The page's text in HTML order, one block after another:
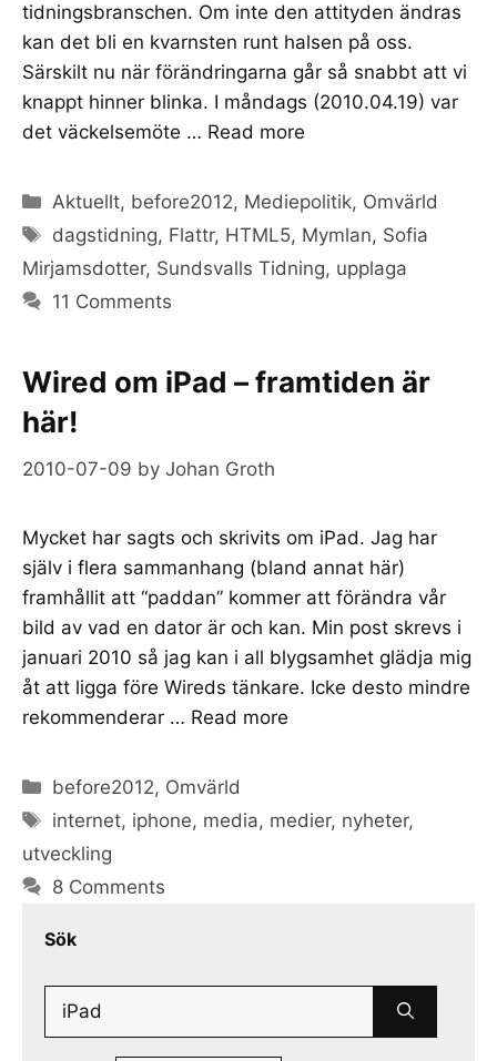
tidningsbranschen. Om inte den attityden ändras
kan det bli en kvarnsten runt halsen på oss.
Särskilt nu när förändringarna går så snabbt att vi
knappt hinner blinka. I måndags (2010.04.19) var
det väckelsemöte … Read more
Categories
Aktuellt, before2012, Mediepolitik, Omvärld
Tags
dagstidning, Flattr, HTML5, Mymlan, Sofia
Mirjamsdotter, Sundsvalls Tidning, upplaga
11 Comments
Wired om iPad – framtiden är
här!
2010-07-09 by Johan Groth
Mycket har sagts och skrivits om iPad. Jag har
själv i flera sammanhang (bland annat här)
framhållit att “paddan” kommer att förändra vår
bild av vad en dator är och kan. Min post skrevs i
januari 2010 så jag kan i all blygsamhet glädja mig
åt att ligga före Wireds tänkare. Icke desto mindre
rekommenderar … Read more
Categories
before2012, Omvärld
Tags
internet, iphone, media, medier, nyheter,
utveckling
8 Comments
Sök
Search